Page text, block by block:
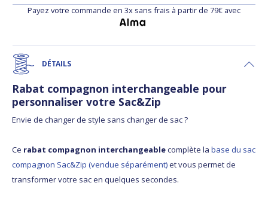
Payez votre commande en 3x sans frais à partir de 79€ avec
DÉTAILS
Rabat compagnon interchangeable pour
personnaliser votre Sac&Zip
Envie de changer de style sans changer de sac ?
Ce rabat compagnon interchangeablecomplète la base du sac
compagnon Sac&Zip (vendue séparément)et vous permet de
transformer votre sac en quelques secondes.